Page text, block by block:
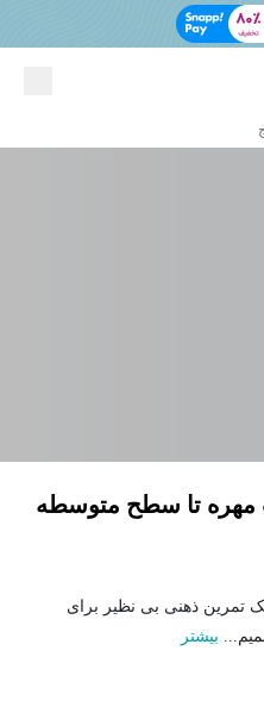
تا سطح متوسطه
تمرین ذهنی بی نظیر برای
بیشتر